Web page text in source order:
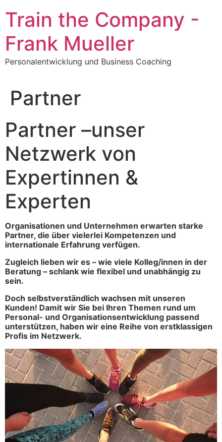
Inhalt
springen
Train the Company -
Frank Mueller
Personalentwicklung und Business Coaching
Partner
Partner –unser
Netzwerk von
Expertinnen &
Experten
Organisationen und Unternehmen erwarten starke
Partner, die über vielerlei Kompetenzen und
internationale Erfahrung verfügen.
Zugleich lieben wir es – wie viele Kolleg/innen in der
Beratung – schlank wie flexibel und unabhängig zu
sein.
Doch selbstverständlich wachsen mit unseren
Kunden! Damit wir Sie bei Ihren Themen rund um
Personal- und Organisationsentwicklung passend
unterstützen, haben wir eine Reihe von erstklassigen
Profis im Netzwerk.